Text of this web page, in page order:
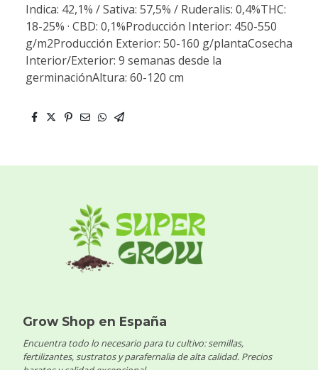
Indica: 42,1% / Sativa: 57,5% / Ruderalis: 0,4%THC:
18-25% · CBD: 0,1%Producción Interior: 450-550
g/m2Producción Exterior: 50-160 g/plantaCosecha
Interior/Exterior: 9 semanas desde la
germinaciónAltura: 60-120 cm
Grow Shop en España
Encuentra todo lo necesario para tu cultivo: semillas,
fertilizantes, sustratos y parafernalia de alta calidad. Precios